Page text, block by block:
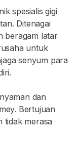
spesialis gigi
Ditenagai
beragam latar
untuk
senyum para
dan
Bertujuan
tidak merasa